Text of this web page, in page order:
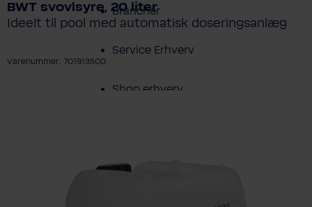
Brancher
Service Erhverv
Shop erhverv
Produktoversigt
BWT svovlsyre, 20 liter
Ideelt til pool med automatisk doseringsanlæg
Varenummer: 701913500